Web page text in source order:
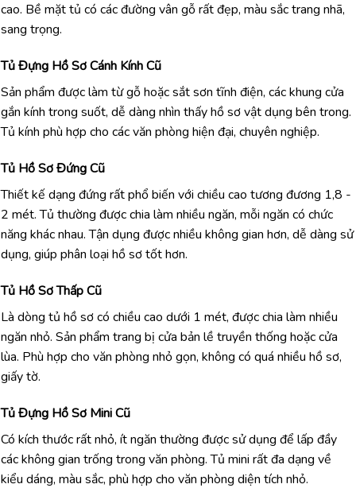
cao. Bề mặt tủ có các đường vân gỗ rất đẹp, màu sắc trang nhã,
sang trọng.
Tủ Đựng Hồ Sơ Cánh Kính Cũ
Sản phẩm được làm từ gỗ hoặc sắt sơn tĩnh điện, các khung cửa
gắn kính trong suốt, dễ dàng nhìn thấy hồ sơ vật dụng bên trong.
Tủ kính phù hợp cho các văn phòng hiện đại, chuyên nghiệp.
Tủ Hồ Sơ Đứng Cũ
Thiết kế dạng đứng rất phổ biến với chiều cao tương đương 1,8 -
2 mét. Tủ thường được chia làm nhiều ngăn, mỗi ngăn có chức
năng khác nhau. Tận dụng được nhiều không gian hơn, dễ dàng sử
dụng, giúp phân loại hồ sơ tốt hơn.
Tủ Hồ Sơ Thấp Cũ
Là dòng tủ hồ sơ có chiều cao dưới 1 mét, được chia làm nhiều
ngăn nhỏ. Sản phẩm trang bị cửa bản lề truyền thống hoặc cửa
lùa. Phù hợp cho văn phòng nhỏ gọn, không có quá nhiều hồ sơ,
giấy tờ.
Tủ Đựng Hồ Sơ Mini Cũ
Có kích thước rất nhỏ, ít ngăn thường được sử dụng để lấp đầy
các không gian trống trong văn phòng. Tủ mini rất đa dạng về
kiểu dáng, màu sắc, phù hợp cho văn phòng diện tích nhỏ.